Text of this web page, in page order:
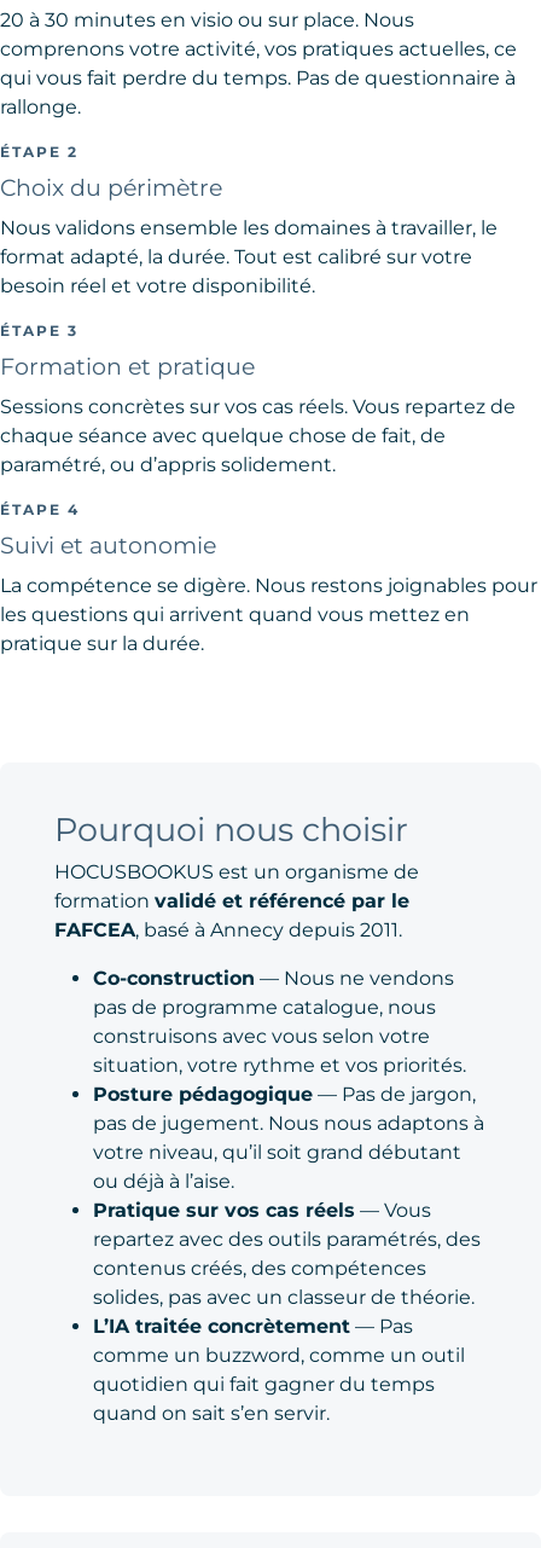
20 à 30 minutes en visio ou sur place. Nous
comprenons votre activité, vos pratiques actuelles, ce
qui vous fait perdre du temps. Pas de questionnaire à
rallonge.
ÉTAPE 2
Choix du périmètre
Nous validons ensemble les domaines à travailler, le
format adapté, la durée. Tout est calibré sur votre
besoin réel et votre disponibilité.
ÉTAPE 3
Formation et pratique
Sessions concrètes sur vos cas réels. Vous repartez de
chaque séance avec quelque chose de fait, de
paramétré, ou d’appris solidement.
ÉTAPE 4
Suivi et autonomie
La compétence se digère. Nous restons joignables pour
les questions qui arrivent quand vous mettez en
pratique sur la durée.
Pourquoi nous choisir
HOCUSBOOKUS est un organisme de
formation validé et référencé par le
FAFCEA, basé à Annecy depuis 2011.
Co-construction — Nous ne vendons
pas de programme catalogue, nous
construisons avec vous selon votre
situation, votre rythme et vos priorités.
Posture pédagogique — Pas de jargon,
pas de jugement. Nous nous adaptons à
votre niveau, qu’il soit grand débutant
ou déjà à l’aise.
Pratique sur vos cas réels — Vous
repartez avec des outils paramétrés, des
contenus créés, des compétences
solides, pas avec un classeur de théorie.
L’IA traitée concrètement — Pas
comme un buzzword, comme un outil
quotidien qui fait gagner du temps
quand on sait s’en servir.